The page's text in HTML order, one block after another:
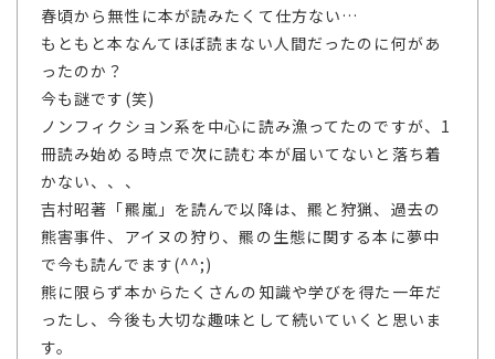
春頃から無性に本が読みたくて仕方ない…
もともと本なんてほぼ読まない人間だったのに何があ
ったのか？
今も謎です(笑)
ノンフィクション系を中心に読み漁ってたのですが、1
冊読み始める時点で次に読む本が届いてないと落ち着
かない、、、
吉村昭著「羆嵐」を読んで以降は、羆と狩猟、過去の
熊害事件、アイヌの狩り、羆の生態に関する本に夢中
で今も読んでます(^^;)
熊に限らず本からたくさんの知識や学びを得た一年だ
ったし、今後も大切な趣味として続いていくと思いま
す。